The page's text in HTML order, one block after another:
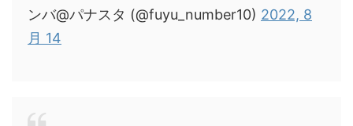
ンバ@パナスタ (@fuyu_number10) 2022, 8
月 14